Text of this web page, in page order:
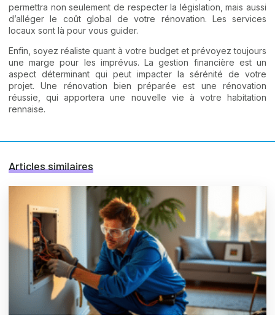
permettra non seulement de respecter la législation, mais aussi
d’alléger le coût global de votre rénovation. Les services
locaux sont là pour vous guider.
Enfin, soyez réaliste quant à votre budget et prévoyez toujours
une marge pour les imprévus. La gestion financière est un
aspect déterminant qui peut impacter la sérénité de votre
projet. Une rénovation bien préparée est une rénovation
réussie, qui apportera une nouvelle vie à votre habitation
rennaise.
Articles similaires